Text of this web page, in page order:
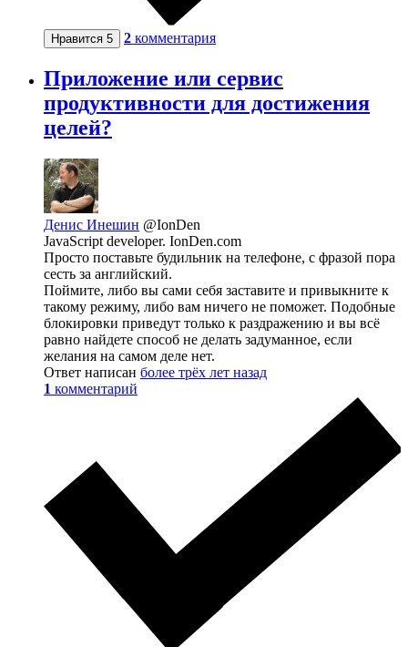
Нравится 5 2 комментария
Приложение или сервис
продуктивности для достижения
целей?
Денис Инешин @IonDen
JavaScript developer. IonDen.com
Просто поставьте будильник на телефоне, с фразой пора
сесть за английский.
Поймите, либо вы сами себя заставите и привыкните к
такому режиму, либо вам ничего не поможет. Подобные
блокировки приведут только к раздражению и вы всё
равно найдете способ не делать задуманное, если
желания на самом деле нет.
Ответ написан более трёх лет назад
1 комментарий